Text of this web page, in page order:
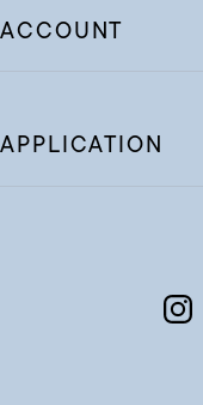
ACCOUNT
APPLICATION